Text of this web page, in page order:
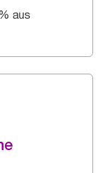
aus